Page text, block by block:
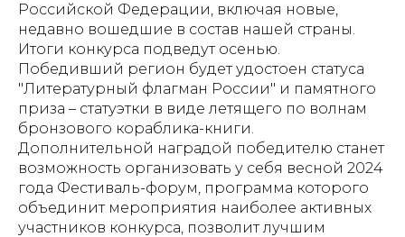
Российской Федерации, включая новые,
недавно вошедшие в состав нашей страны.
Итоги конкурса подведут осенью.
Победивший регион будет удостоен статуса
"Литературный флагман России" и памятного
приза – статуэтки в виде летящего по волнам
бронзового кораблика-книги.
Дополнительной наградой победителю станет
возможность организовать у себя весной 2024
года Фестиваль-форум, программа которого
объединит мероприятия наиболее активных
участников конкурса, позволит лучшим